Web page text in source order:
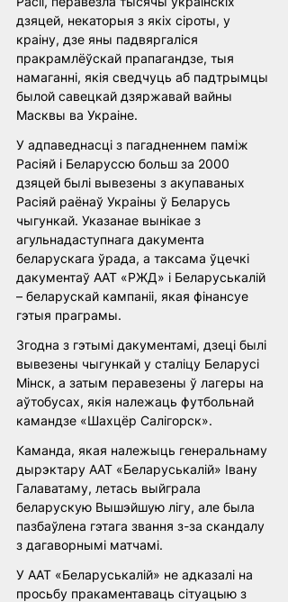
дзяцей, некаторыя з якіх сіроты, у
краіну, дзе яны падвяргаліся
пракрамлёўскай прапагандзе, тыя
намаганні, якія сведчуць аб падтрымцы
былой савецкай дзяржавай вайны
Масквы ва Украіне.
У адпаведнасці з пагадненнем паміж
Расіяй і Беларуссю больш за 2000
дзяцей былі вывезены з акупаваных
Расіяй раёнаў Украіны ў Беларусь
чыгункай. Указанае вынікае з
агульнадаступнага дакумента
беларускага ўрада, а таксама ўцечкі
дакументаў ААТ «РЖД» і Беларуськалій
– беларускай кампаніі, якая фінансуе
гэтыя праграмы.
Згодна з гэтымі дакументамі, дзеці былі
вывезены чыгункай у сталіцу Беларусі
Мінск, а затым перавезены ў лагеры на
аўтобусах, якія належаць футбольнай
камандзе «Шахцёр Салігорск».
Каманда, якая належыць генеральнаму
дырэктару ААТ «Беларуськалій» Івану
Галаватаму, летась выйграла
беларускую Вышэйшую лігу, але была
пазбаўлена гэтага звання з-за скандалу
з дагаворнымі матчамі.
У ААТ «Беларуськалій» не адказалі на
просьбу пракаментаваць сітуацыю з